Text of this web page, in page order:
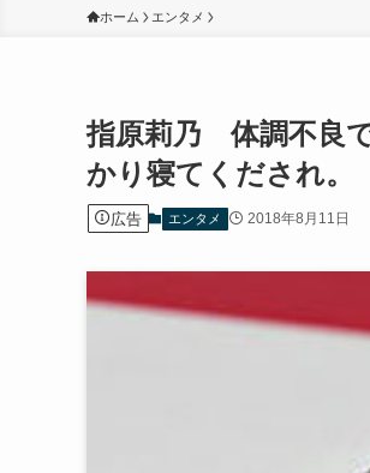
ホーム エンタメ
指原莉乃 体調不良
かり寝てくだされ。
広告 エンタメ 2018年8月11日